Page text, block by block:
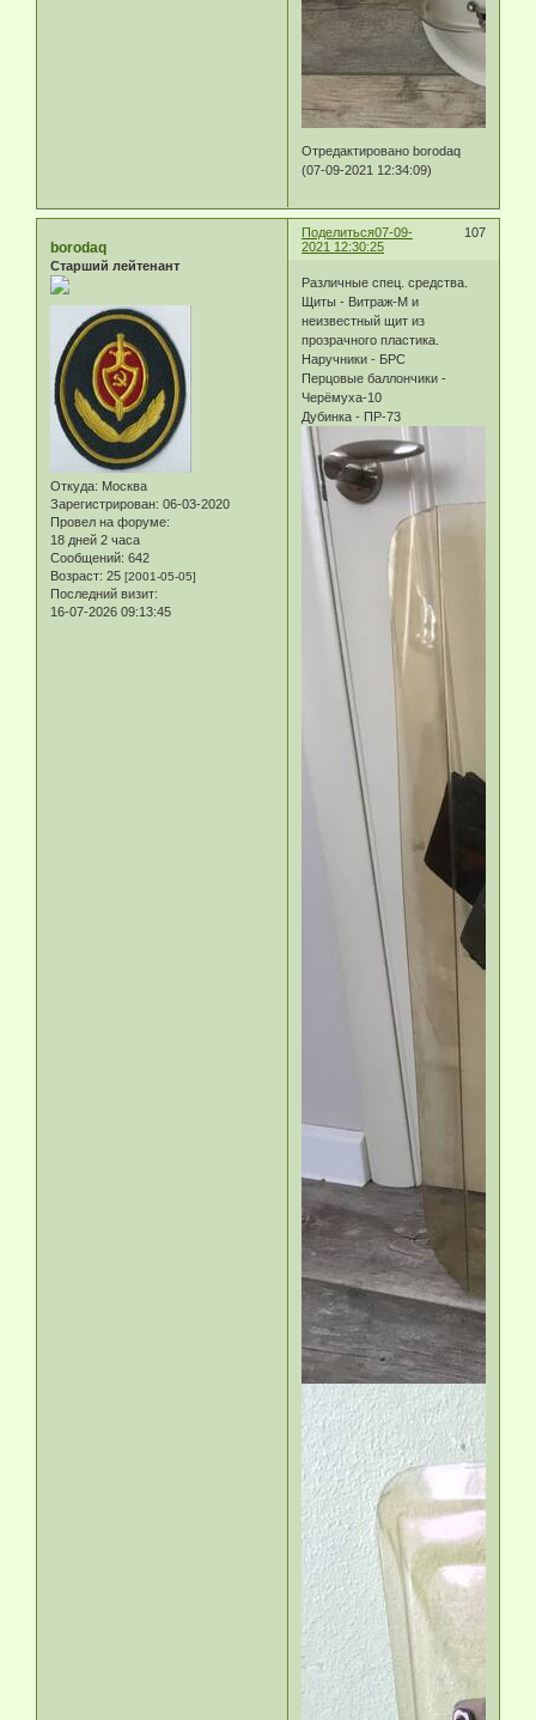
Отредактировано borodaq
(07-09-2021 12:34:09)
Поделиться 107
07-09-
2021 12:30:25
borodaq
Старший лейтенант
Откуда: Москва
Зарегистрирован: 06-03-2020
Провел на форуме:
18 дней 2 часа
Сообщений: 642
Возраст: 25 [2001-05-05]
Последний визит:
16-07-2026 09:13:45
Различные спец. средства.
Щиты - Витраж-М и
неизвестный щит из
прозрачного пластика.
Наручники - БРС
Перцовые баллончики -
Черёмуха-10
Дубинка - ПР-73